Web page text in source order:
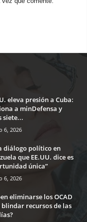
eleva presión a Cuba:
a minDefensa y
siete...
6, 2026
diálogo político en
que EE.UU. dice es
única”
6, 2026
eliminarse los OCAD
recursos de las